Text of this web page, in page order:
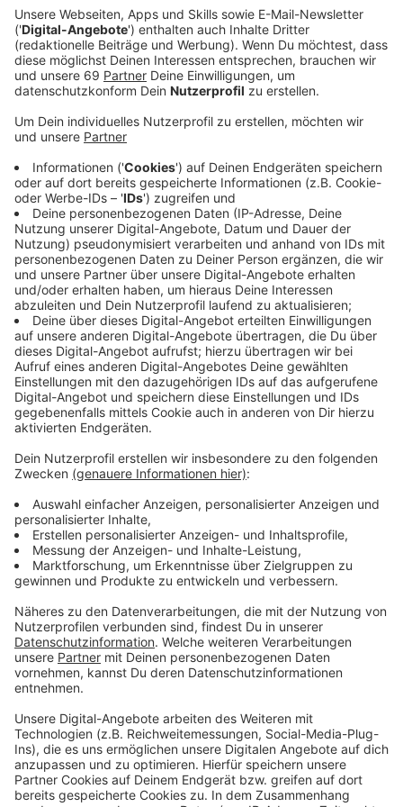
Ein Promi, keine Fragen und fünf
Gegenstände
Anzeige
Wenn ein Popstar, Comedian, Schauspieler oder
Politiker bei uns zu Besuch ist, stellt er sich auch dem
besonderen Video-Interview „Fünf für". Dabei wird
keine einzige Frage gestellt, sondern dem Gast
einfach fünf Dinge in die Hand gedrückt, zu denen er
das erzählt, was ihm als Erstes einfällt. Keine
Standardantworten, keine Promotionaussagen -
sondern ganz persönliche Geschichten - das ist „Fünf
für"!
Anzeige
Wir benötigen Ihre
Zustimmung, um den YouTube
Video-Service zu laden!
Wir verwenden einen Service eines
Drittanbieters, um Videoinhalte
Daten zu Ihren Aktivitäten
sammeln. Bitte lesen Sie die
Details durch und stimmen Sie der
Nutzung des Service zu, um dieses
Mehr Informationen
Akzeptieren
Fünf für Mr. Probz
Anzeige